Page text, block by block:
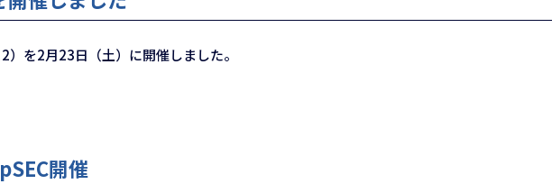
を2月23日（土）に開催しました。
開催